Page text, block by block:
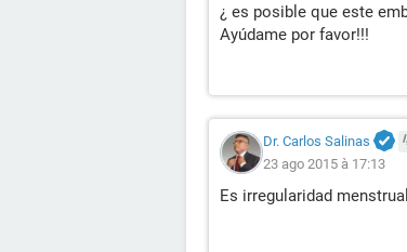
¿ es posible que este
Ayúdame por favor!!!
Dr. Carlos Salinas
23 ago 2015 à 17:13
Es irregularidad